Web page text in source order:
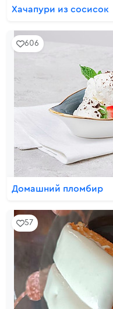
Хачапури из сосисок
606
Домашний пломбир
57